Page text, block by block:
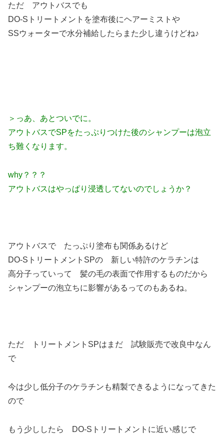
ただ アウトバスでも
DO-Sトリートメントを塗布後にヘアーミストや
SSウォーターで水分補給したらまた少し違うけどね♪
＞っあ、あとついでに。
アウトバスでSPをたっぷりつけた後のシャンプーは泡立
ち難くなります。
why？？？
アウトバスはやっぱり浸透してないのでしょうか？
アウトバスで たっぷり塗布も関係あるけど
DO-SトリートメントSPの 新しい特許のケラチンは
高分子っていって 髪の毛の表面で作用するものだから
シャンプーの泡立ちに影響があるってのもあるね。
ただ トリートメントSPはまだ 試験販売で改良中なん
で
今は少し低分子のケラチンも精製できるようになってきた
ので
もう少ししたら DO-Sトリートメントに近い感じで